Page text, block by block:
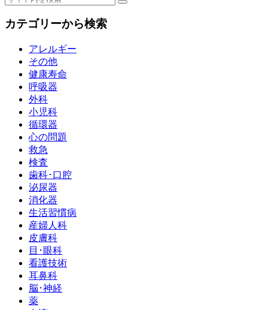
カテゴリーから検索
アレルギー
その他
健康寿命
呼吸器
外科
小児科
循環器
心の問題
救急
検査
歯科･口腔
泌尿器
消化器
生活習慣病
産婦人科
皮膚科
目･眼科
看護技術
耳鼻科
脳･神経
薬